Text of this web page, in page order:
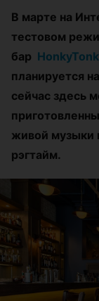
В марте на
тестовом
бар HonkyTonk
планируется
сейчас здесь
живой музыки
рэгтайм.